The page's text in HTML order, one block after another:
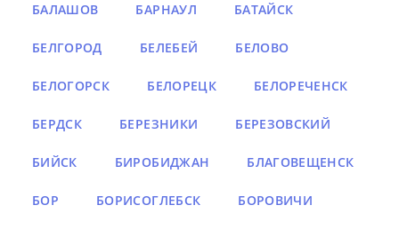
БАЛАШОВ БАРНАУЛ БАТАЙСК
БЕЛГОРОД БЕЛЕБЕЙ БЕЛОВО
БЕЛОГОРСК БЕЛОРЕЦК БЕЛОРЕЧЕНСК
БЕРДСК БЕРЕЗНИКИ БЕРЕЗОВСКИЙ
БИЙСК БИРОБИДЖАН БЛАГОВЕЩЕНСК
БОР БОРИСОГЛЕБСК БОРОВИЧИ